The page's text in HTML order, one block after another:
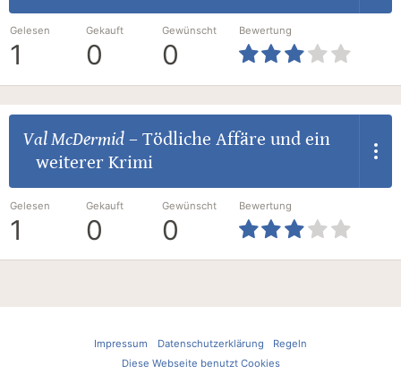
Gelesen
1
Gekauft
0
Gewünscht
0
Bewertung
Val McDermid– Tödliche Affäre und ein
weiterer Krimi
Gelesen
1
Gekauft
0
Gewünscht
0
Bewertung
Impressum Datenschutzerklärung
Regeln
Diese Webseite benutzt Cookies